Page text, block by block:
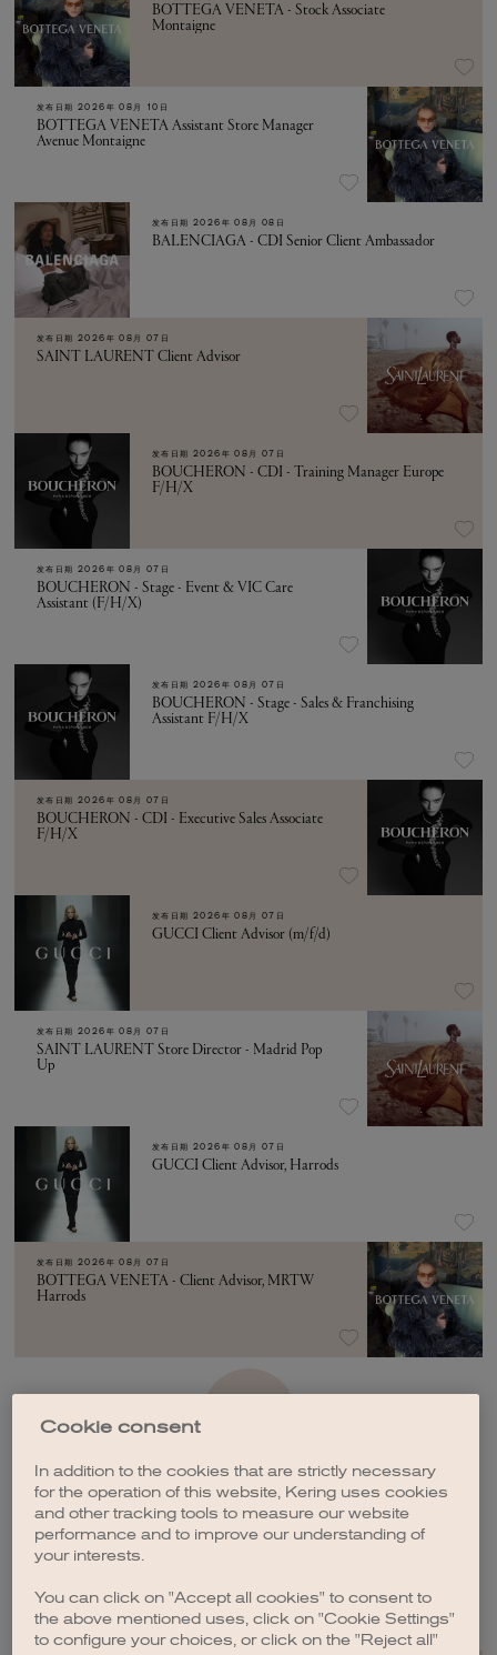
BOTTEGA VENETA - Stock Associate
Montaigne
发布日期 2026年 08月 10日
BOTTEGA VENETA Assistant Store Manager
Avenue Montaigne
发布日期 2026年 08月 08日
BALENCIAGA - CDI Senior Client Ambassador
发布日期 2026年 08月 07日
SAINT LAURENT Client Advisor
发布日期 2026年 08月 07日
BOUCHERON - CDI - Training Manager Europe
F/H/X
发布日期 2026年 08月 07日
BOUCHERON - Stage - Event & VIC Care
Assistant (F/H/X)
发布日期 2026年 08月 07日
BOUCHERON - Stage - Sales & Franchising
Assistant F/H/X
发布日期 2026年 08月 07日
BOUCHERON - CDI - Executive Sales Associate
F/H/X
发布日期 2026年 08月 07日
GUCCI Client Advisor (m/f/d)
发布日期 2026年 08月 07日
SAINT LAURENT Store Director - Madrid Pop
Up
发布日期 2026年 08月 07日
GUCCI Client Advisor, Harrods
发布日期 2026年 08月 07日
BOTTEGA VENETA - Client Advisor, MRTW
Harrods
Cookie consent
In addition to the cookies that are strictly necessary
for the operation of this website, Kering uses cookies
and other tracking tools to measure our website
performance and to improve our understanding of
your interests.
You can click on "Accept all cookies" to consent to
the above mentioned uses, click on "Cookie Settings"
to configure your choices, or click on the "Reject all"